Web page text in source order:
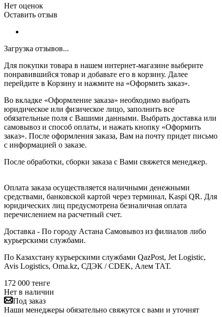
Нет оценок
Оставить отзыв
Загрузка отзывов...
Для покупки товара в нашем интернет-магазине выберите
понравившийся товар и добавьте его в корзину. Далее
перейдите в Корзину и нажмите на «Оформить заказ».
Во вкладке «Оформление заказа» необходимо выбрать
юридическое или физическое лицо, заполнить все
обязательные поля с Вашими данными. Выбрать доставка или
самовывоз и способ оплаты, и нажать кнопку «Оформить
заказ». После оформления заказа, Вам на почту придет письмо
с информацией о заказе.
После обработки, сборки заказа с Вами свяжется менеджер.
Оплата заказа осуществляется наличными денежными
средствами, банковской картой через терминал, Kaspi QR. Для
юридических лиц предусмотрена безналичная оплата
перечислением на расчетный счет.
Доставка - По городу Астана Самовывоз из филиалов либо
курьерскими службами.
По Казахстану курьерскими службами QazPost, Jet Logistic,
Avis Logistics, Oma.kz, СДЭК / CDEK, Алем ТАТ.
172 000 тенге
Нет в наличии
Под заказ
Наши менеджеры обязательно свяжутся с вами и уточнят